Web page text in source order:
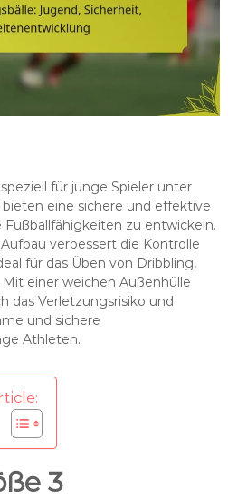
für junge Spieler unter
eine sichere und effektive
zu entwickeln.
verbessert die Kontrolle
für das Üben von Dribbling,
einer weichen Außenhülle
das Verletzungsrisiko und
und sichere
Athleten.
3